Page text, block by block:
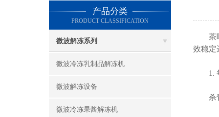
产品分类
PRODUCT CLASSIFICATION
微波解冻系列
微波冷冻乳制品解冻机
微波解冻设备
微波冷冻果酱解冻机
茶叶
效稳定
1. 每
杀青